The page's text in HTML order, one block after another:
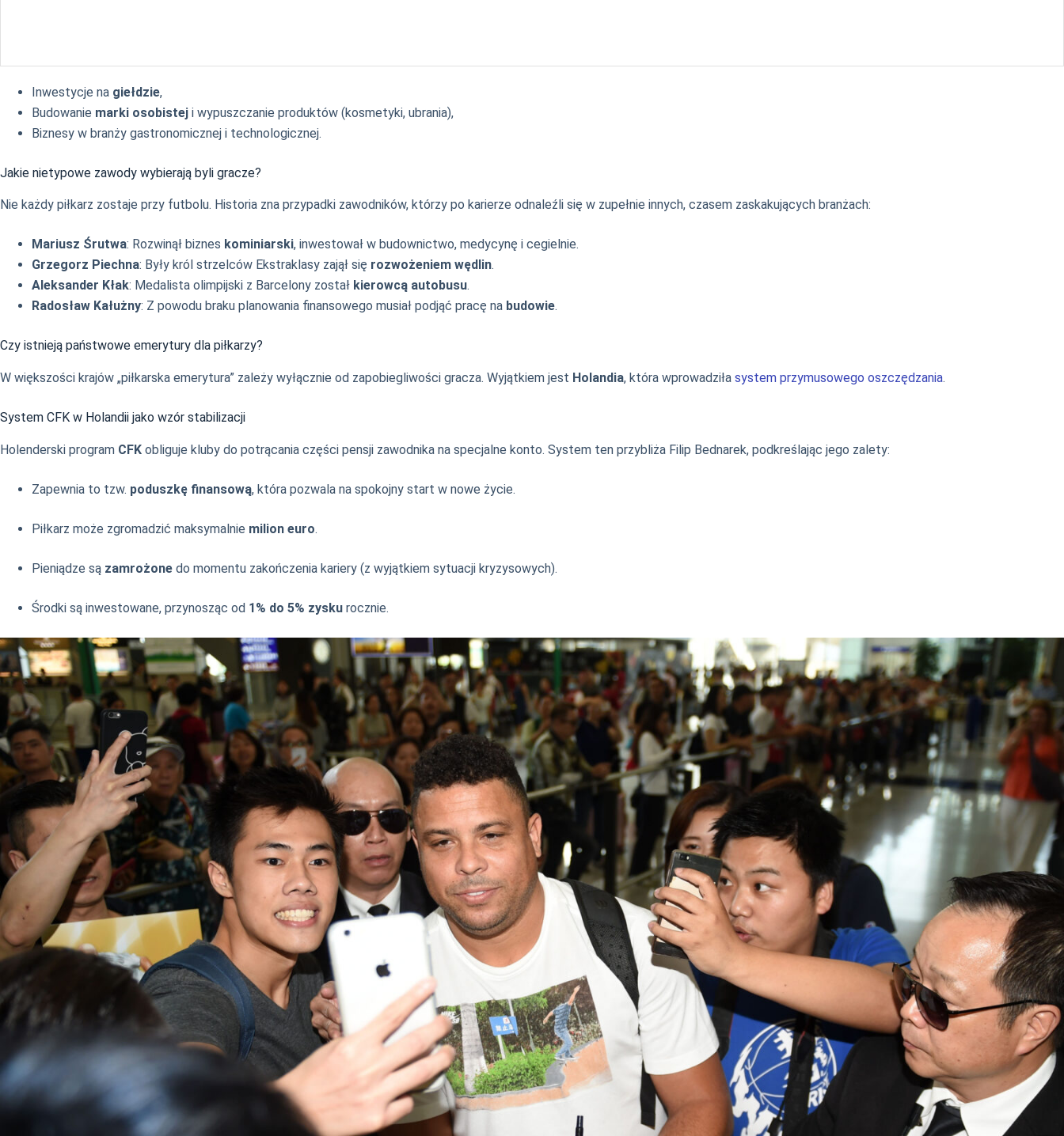
Inwestycje na giełdzie,
Budowanie marki osobistej i wypuszczanie produktów (kosmetyki, ubrania),
Biznesy w branży gastronomicznej i technologicznej.
Jakie nietypowe zawody wybierają byli gracze?
Nie każdy piłkarz zostaje przy futbolu. Historia zna przypadki zawodników, którzy po karierze odnaleźli się w zupełnie innych, czasem zaskakujących branżach:
Mariusz Śrutwa: Rozwinął biznes kominiarski, inwestował w budownictwo, medycynę i cegielnie.
Grzegorz Piechna: Były król strzelców Ekstraklasy zajął się rozwożeniem wędlin.
Aleksander Kłak: Medalista olimpijski z Barcelony został kierowcą autobusu.
Radosław Kałużny: Z powodu braku planowania finansowego musiał podjąć pracę na budowie.
Czy istnieją państwowe emerytury dla piłkarzy?
W większości krajów „piłkarska emerytura” zależy wyłącznie od zapobiegliwości gracza. Wyjątkiem jest Holandia, która wprowadziła system przymusowego oszczędzania.
System CFK w Holandii jako wzór stabilizacji
Holenderski program CFK obliguje kluby do potrącania części pensji zawodnika na specjalne konto. System ten przybliża Filip Bednarek, podkreślając jego zalety:
Zapewnia to tzw. poduszkę finansową, która pozwala na spokojny start w nowe życie.
Piłkarz może zgromadzić maksymalnie milion euro.
Pieniądze są zamrożone do momentu zakończenia kariery (z wyjątkiem sytuacji kryzysowych).
Środki są inwestowane, przynosząc od 1% do 5% zysku rocznie.